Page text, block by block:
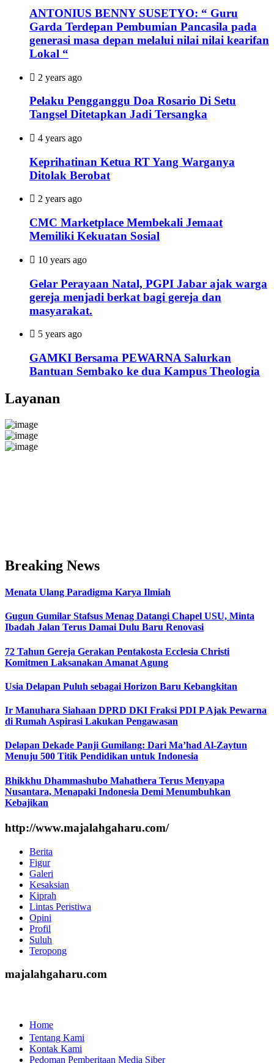
ANTONIUS BENNY SUSETYO: “ Guru
Garda Terdepan Pembumian Pancasila pada
generasi masa depan melalui nilai nilai kearifan
Lokal “
2 years ago
Pelaku Pengganggu Doa Rosario Di Setu
Tangsel Ditetapkan Jadi Tersangka
4 years ago
Keprihatinan Ketua RT Yang Warganya
Ditolak Berobat
2 years ago
CMC Marketplace Membekali Jemaat
Memiliki Kekuatan Sosial
10 years ago
Gelar Perayaan Natal, PGPI Jabar ajak warga
gereja menjadi berkat bagi gereja dan
masyarakat.
5 years ago
GAMKI Bersama PEWARNA Salurkan
Bantuan Sembako ke dua Kampus Theologia
Layanan
Breaking News
Menata Ulang Paradigma Karya Ilmiah
Gugun Gumilar Stafsus Menag Datangi Chapel USU, Minta
Ibadah Jalan Terus Damai Dulu Baru Renovasi
72 Tahun Gereja Gerakan Pentakosta Ecclesia Christi
Komitmen Laksanakan Amanat Agung
Usia Delapan Puluh sebagai Horizon Baru Kebangkitan
Ir Manuhara Siahaan DPRD DKI Fraksi PDI P Ajak Pewarna
di Rumah Aspirasi Lakukan Pengawasan
Delapan Dekade Panji Gumilang: Dari Ma’had Al-Zaytun
Menuju 500 Titik Pendidikan untuk Indonesia
Bhikkhu Dhammashubo Mahathera Terus Menyapa
Nusantara, Menapaki Indonesia Demi Menumbuhkan
Kebajikan
http://www.majalahgaharu.com/
Berita
Figur
Galeri
Kesaksian
Kiprah
Lintas Peristiwa
Opini
Profil
Suluh
Teropong
majalahgaharu.com
Home
Tentang Kami
Kontak Kami
Pedoman Pemberitaan Media Siber